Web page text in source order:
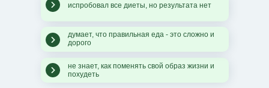
испробовал все диеты, но результата нет
не знает, как поменять свой образ жизни и
похудеть
думает, что правильная еда - это сложно и
дорого